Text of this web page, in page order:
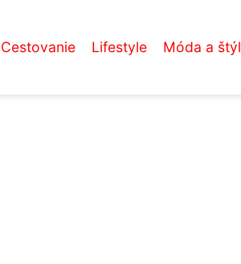
Cestovanie Lifestyle Móda a štýl